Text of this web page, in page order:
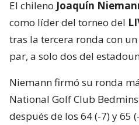
El chileno Joaquín
como líder del torneo del
tras la tercera ronda con
par, a solo dos del
Niemann firmó su ronda
National Golf Club
después de los 64 (-7) y 65